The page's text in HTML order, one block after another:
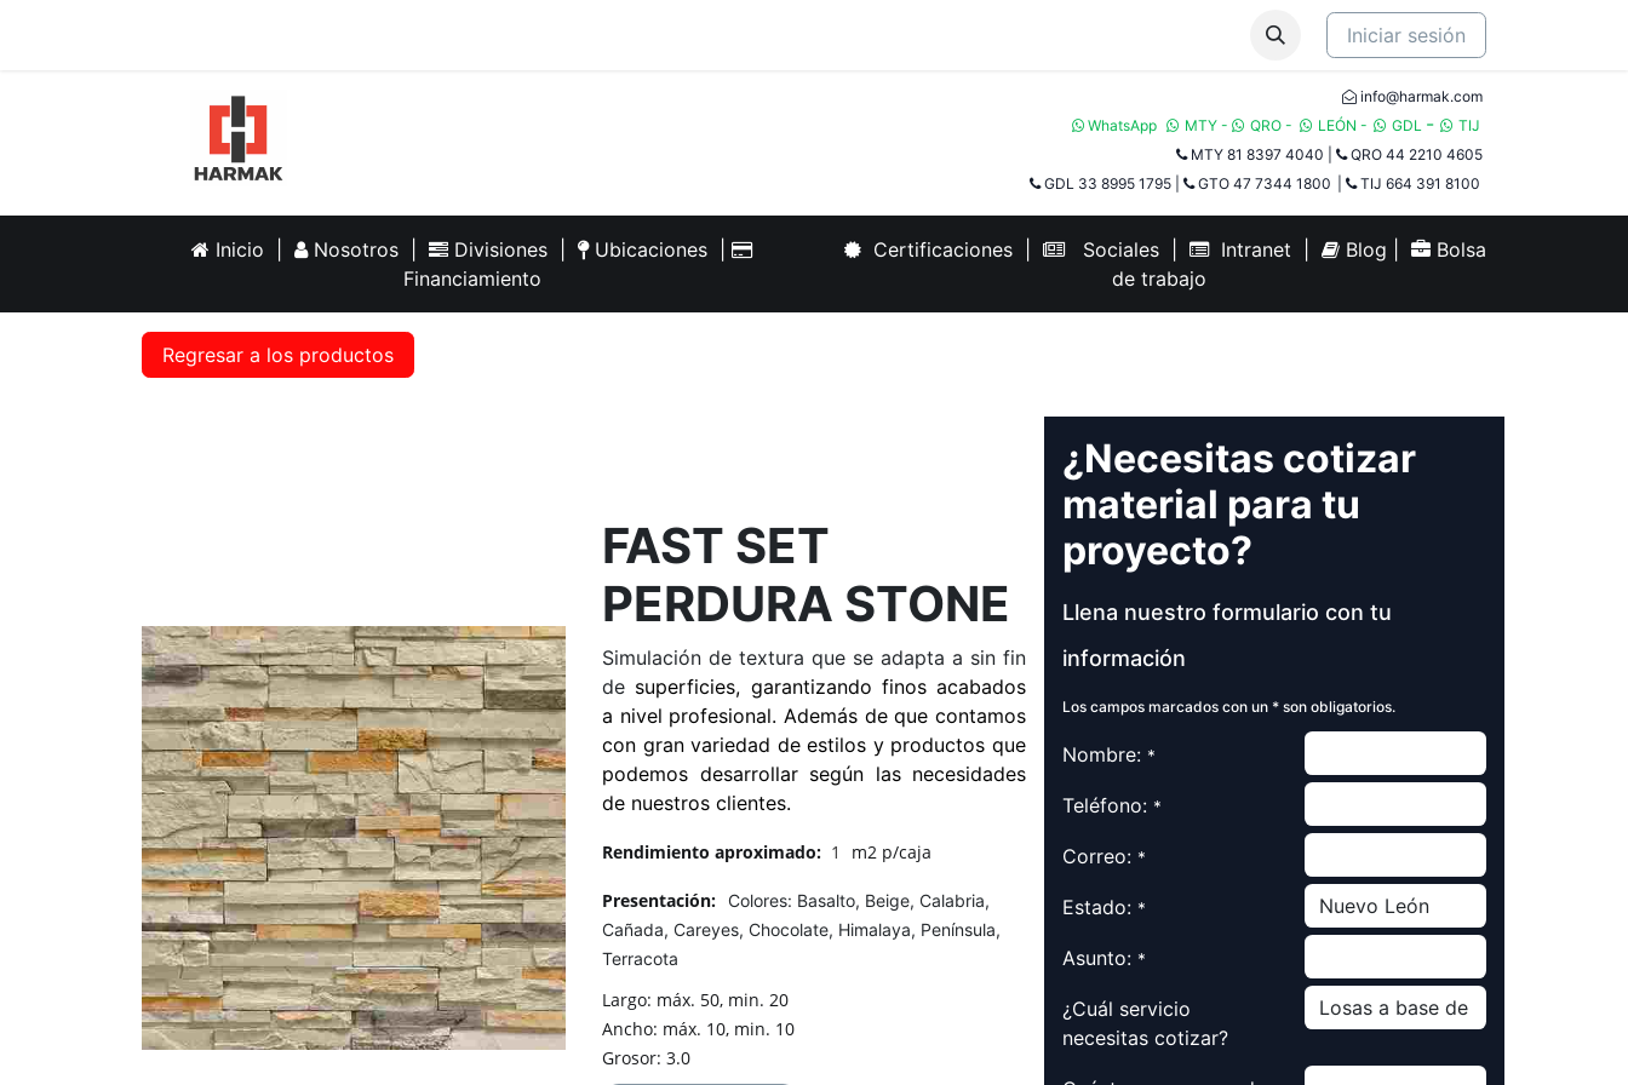
Iniciar sesión
info@harmak.com
WhatsApp
MTY - QRO - LEÓN - GDL -
TIJ​
MTY 81 8397 4040
QRO 44 2210 4605
GDL 33 8995 1795
GTO 47 7344 1800 TIJ 664 391 8100
Inicio Nosotros Divisiones Ubicaciones
Financiamiento
Certificaciones Sociales Intranet Blog
Bolsa
de trabajo
Regresar a los productos
FAST SET
PERDURA STONE
Simulación de textura que se adapta a sin fin
de superficies, garantizando finos acabados
a nivel profesional. Además de que contamos
con gran variedad de estilos y productos que
podemos desarrollar según las necesidades
de nuestros clientes.
Rendimiento aproximado: 1 m2 p/caja
Presentación: Colores: Basalto, Beige, Calabria,
Cañada, Careyes, Chocolate, Himalaya, Península,
Terracota
Largo: máx. 50, min. 20
Ancho: máx. 10, min. 10
Grosor: 3.0
¿Necesitas cotizar
material para tu
proyecto?
Llena nuestro formulario con tu
información
Los campos marcados con un * son obligatorios.
Nombre: *
Teléfono: *
Correo: *
Estado: *
Asunto: *
¿Cuál servicio
necesitas cotizar?